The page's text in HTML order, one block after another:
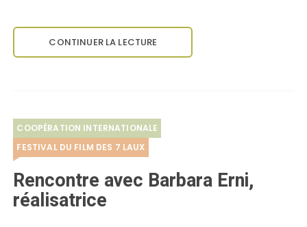
CONTINUER LA LECTURE
COOPÉRATION INTERNATIONALE
FESTIVAL DU FILM DES 7 LAUX
Rencontre avec Barbara Erni,
réalisatrice